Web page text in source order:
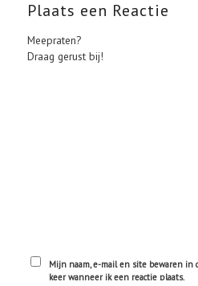
Plaats een Reactie
Meepraten?
Draag gerust bij!
Mijn naam, e-mail en site bewaren in
keer wanneer ik een reactie plaats.